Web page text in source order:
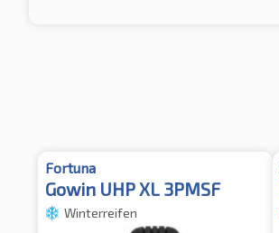
Fortuna
Gowin UHP XL 3PMSF
Winterreifen